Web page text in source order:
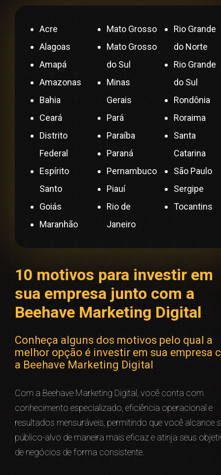
Acre
Alagoas
Amapá
Amazonas
Bahia
Ceará
Distrito
Federal
Espírito
Santo
Goiás
Maranhão
Mato Grosso
Mato Grosso
do Sul
Minas
Gerais
Pará
Paraíba
Paraná
Pernambuco
Piauí
Rio de
Janeiro
Rio Grande
do Norte
Rio Grande
do Sul
Rondônia
Roraima
Santa
Catarina
São Paulo
Sergipe
Tocantins
10 motivos para investir em
sua empresa junto com a
Beehave Marketing Digital
Conheça alguns dos motivos pelo qual a
melhor opção é investir em sua empresa
a Beehave Marketing Digital
Com a Beehave Marketing Digital, você conta com
conhecimento especializado, eficiência operacional e
resultados mensuráveis, permitindo que você alcance
público-alvo de maneira mais eficaz e atinja seus
de negócios de forma consistente.